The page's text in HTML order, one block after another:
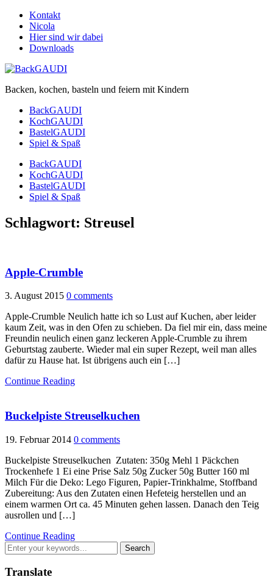
Kontakt
Nicola
Hier sind wir dabei
Downloads
Backen, kochen, basteln und feiern mit Kindern
BackGAUDI
KochGAUDI
BastelGAUDI
Spiel & Spaß
BackGAUDI
KochGAUDI
BastelGAUDI
Spiel & Spaß
Schlagwort: Streusel
Apple-Crumble
3. August 2015 0 comments
Apple-Crumble Neulich hatte ich so Lust auf Kuchen, aber leider
kaum Zeit, was in den Ofen zu schieben. Da fiel mir ein, dass meine
Freundin neulich einen ganz leckeren Apple-Crumble zu ihrem
Geburtstag zauberte. Wieder mal ein super Rezept, weil man alles
dafür zu Hause hat. Ist übrigens auch ein […]
Continue Reading
Buckelpiste Streuselkuchen
19. Februar 2014 0 comments
Buckelpiste Streuselkuchen Zutaten: 350g Mehl 1 Päckchen
Trockenhefe 1 Ei eine Prise Salz 50g Zucker 50g Butter 160 ml
Milch Für die Deko: Lego Figuren, Papier-Trinkhalme, Stoffband
Zubereitung: Aus den Zutaten einen Hefeteig herstellen und an
einem warmen Ort ca. 45 Minuten gehen lassen. Danach den Teig
ausrollen und […]
Continue Reading
Translate